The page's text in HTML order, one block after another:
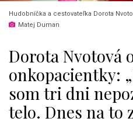
Hudobníčka a cestovateľka Dorota
Matej Duman
Dorota Nvotová
onkopacientky:
som tri dni
telo. Dnes na to